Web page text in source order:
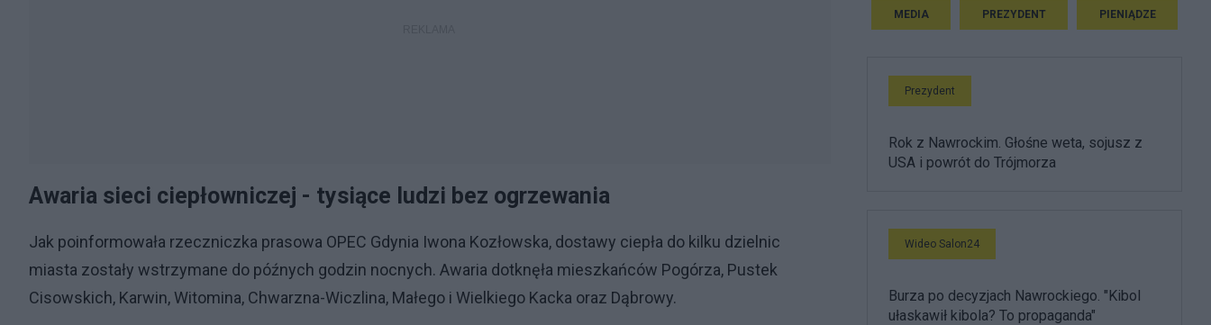
Awaria sieci ciepłowniczej - tysiące ludzi bez ogrzewania
Jak poinformowała rzeczniczka prasowa OPEC Gdynia Iwona Kozłowska, dostawy ciepła do kilku dzielnic
miasta zostały wstrzymane do późnych godzin nocnych. Awaria dotknęła mieszkańców Pogórza, Pustek
Cisowskich, Karwin, Witomina, Chwarzna-Wiczlina, Małego i Wielkiego Kacka oraz Dąbrowy.
MEDIA PREZYDENT PIENIĄDZE
Prezydent
Rok z Nawrockim. Głośne weta, sojusz z
USA i powrót do Trójmorza
Wideo Salon24
Burza po decyzjach Nawrockiego. "Kibol
ułaskawił kibola? To propaganda"